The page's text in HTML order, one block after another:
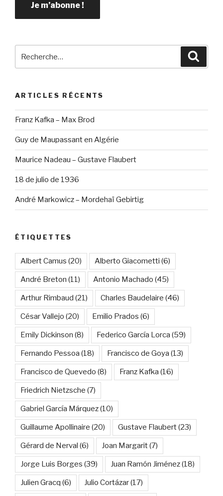
pour
ARTICLES RÉCENTS
Franz Kafka – Max Brod
Guy de Maupassant en Algérie
Maurice Nadeau – Gustave Flaubert
18 de julio de 1936
André Markowicz – Mordehaï Gebirtig
ÉTIQUETTES
Albert Camus (20) Alberto Giacometti (6)
André Breton (11) Antonio Machado (45)
Arthur Rimbaud (21) Charles Baudelaire (46)
César Vallejo (20) Emilio Prados (6)
Emily Dickinson (8) Federico García Lorca (59)
Fernando Pessoa (18) Francisco de Goya (13)
Francisco de Quevedo (8) Franz Kafka (16)
Friedrich Nietzsche (7)
Gabriel García Márquez(10)
Guillaume Apollinaire (20) Gustave Flaubert(23)
Gérard de Nerval (6) Joan Margarit(7)
Jorge Luis Borges (39) Juan Ramón Jiménez(18)
Julien Gracq (6) Julio Cortázar(17)